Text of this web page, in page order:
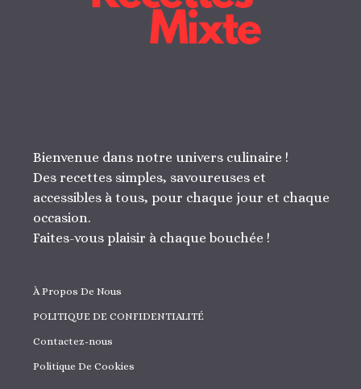
Bienvenue dans notre univers culinaire !
Des recettes simples, savoureuses et
accessibles à tous, pour chaque jour et chaque
occasion.
Faites-vous plaisir à chaque bouchée !
À Propos De Nous
POLITIQUE DE CONFIDENTIALITÉ
Contactez-nous
Politique De Cookies